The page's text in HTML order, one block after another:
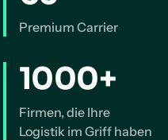
Premium Carrier
1000+
Firmen, die Ihre
Logistik im Griff haben